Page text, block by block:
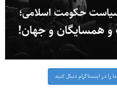
ما را در اینستاگرام دنبال کنید